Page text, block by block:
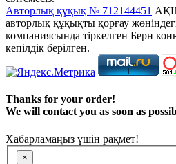
Авторлық құқық № 712144451
авторлық құқықты қорғау
компаниясында тіркелген Берн
кепілдік берілген.
Thanks for your order!
We will contact you as soon as
Хабарламаңыз үшін рақмет!
×